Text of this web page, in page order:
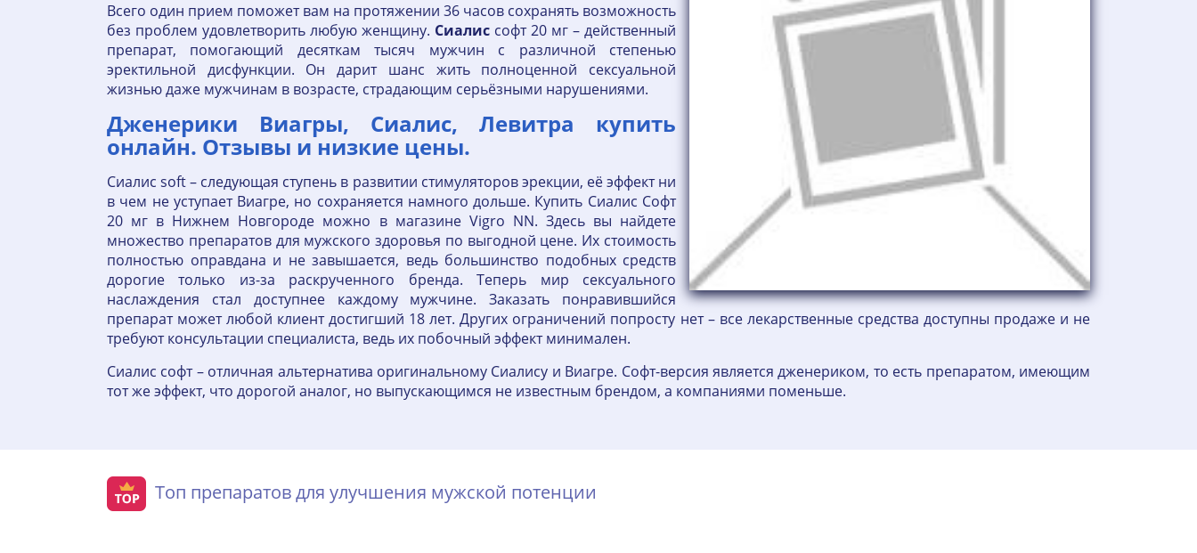
Всего один прием поможет вам на протяжении 36 часов сохранять возможность
без проблем удовлетворить любую женщину. Сиалис софт 20 мг – действенный
препарат, помогающий десяткам тысяч мужчин с различной степенью
эректильной дисфункции. Он дарит шанс жить полноценной сексуальной
жизнью даже мужчинам в возрасте, страдающим серьёзными нарушениями.
Дженерики Виагры, Сиалис, Левитра купить
онлайн. Отзывы и низкие цены.
Сиалис soft – следующая ступень в развитии стимуляторов эрекции, её эффект ни
в чем не уступает Виагре, но сохраняется намного дольше. Купить Сиалис Софт
20 мг в Нижнем Новгороде можно в магазине Vigro NN. Здесь вы найдете
множество препаратов для мужского здоровья по выгодной цене. Их стоимость
полностью оправдана и не завышается, ведь большинство подобных средств
дорогие только из-за раскрученного бренда. Теперь мир сексуального
наслаждения стал доступнее каждому мужчине. Заказать понравившийся
препарат может любой клиент достигший 18 лет. Других ограничений попросту нет – все лекарственные средства доступны продаже и не
требуют консультации специалиста, ведь их побочный эффект минимален.
Сиалис софт – отличная альтернатива оригинальному Сиалису и Виагре. Софт-версия является дженериком, то есть препаратом, имеющим
тот же эффект, что дорогой аналог, но выпускающимся не известным брендом, а компаниями поменьше.
Топ препаратов для улучшения мужской потенции